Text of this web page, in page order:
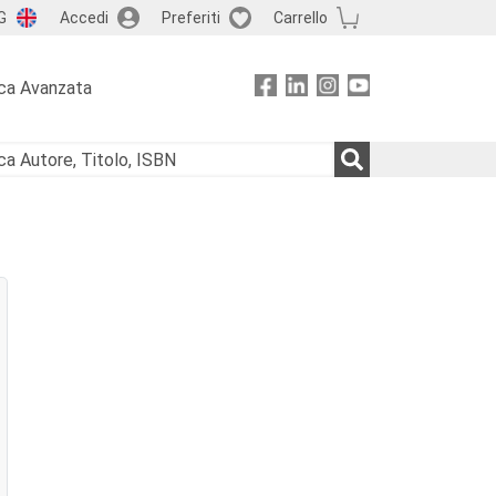
Accedi Preferiti Carrello
Avanzata